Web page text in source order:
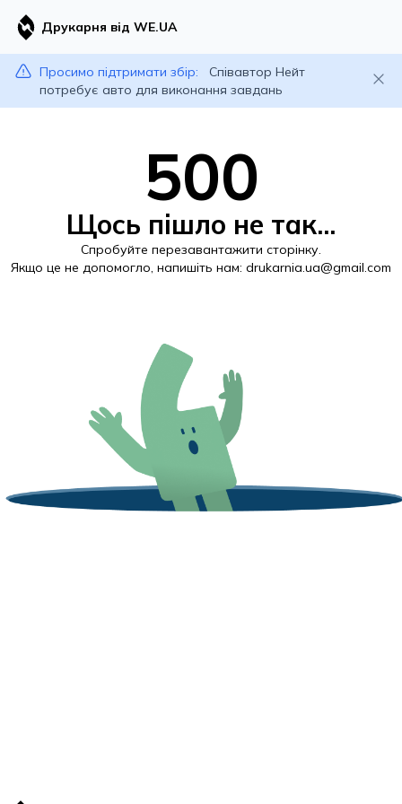
Друкарня від WE.UA
Просимо підтримати збір:
Співавтор Нейт
потребує авто для виконання завдань
500
Щось пішло не так...
Спробуйте перезавантажити сторінку.
Якщо це не допомогло, напишіть нам: drukarnia.ua@gmail.com